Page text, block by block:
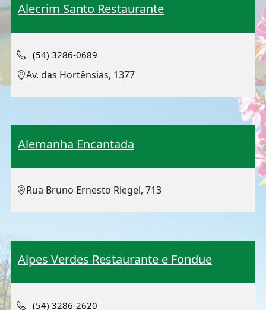
Alecrim Santo Restaurante
(54) 3286-0689
Av. das Hortênsias, 1377
Alemanha Encantada
Rua Bruno Ernesto Riegel, 713
Alpes Verdes Restaurante e Fondue
(54) 3286-2620